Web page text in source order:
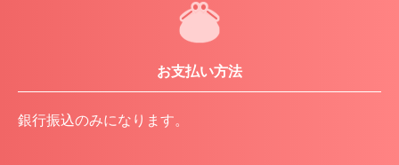
お支払い方法
銀行振込のみになります。